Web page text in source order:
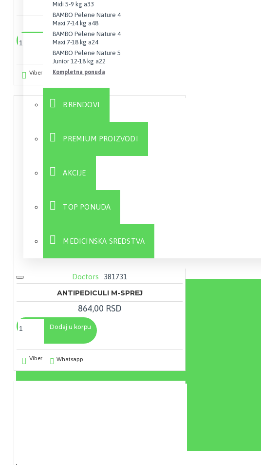
Midi 5-9 kg a33
BAMBO Pelene Nature 4
Maxi 7-14 kg a48
BAMBO Pelene Nature 4
Maxi 7-18 kg a24
BAMBO Pelene Nature 5
Junior 12-18 kg a22
Kompletna ponuda
BRENDOVI
PREMIUM PROIZVODI
AKCIJE
TOP PONUDA
MEDICINSKA SREDSTVA
Sve
ANTIPEDICULI M-ČEŠALJ
2.328,00 RSD
Dodaj u korpu
Viber Whatsapp
Doctors 381731
ANTIPEDICULI M-SPREJ
864,00 RSD
Dodaj u korpu
Viber Whatsapp